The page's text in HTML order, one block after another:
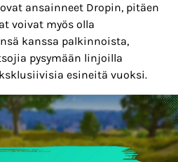
ansainneet Dropin, pitäen
voivat myös olla
kanssa palkinnoista,
pysymään linjoilla
esineitä vuoksi.